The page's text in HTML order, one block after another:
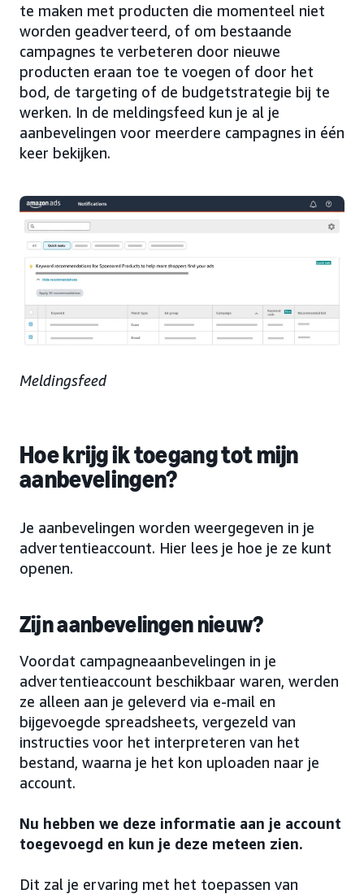
te maken met producten die momenteel niet
worden geadverteerd, of om bestaande
campagnes te verbeteren door nieuwe
producten eraan toe te voegen of door het
bod, de targeting of de budgetstrategie bij te
werken. In de meldingsfeed kun je al je
aanbevelingen voor meerdere campagnes in één
keer bekijken.
Meldingsfeed
Hoe krijg ik toegang tot mijn
aanbevelingen?
Je aanbevelingen worden weergegeven in je
advertentieaccount. Hier lees je hoe je ze kunt
openen.
Zijn aanbevelingen nieuw?
Voordat campagneaanbevelingen in je
advertentieaccount beschikbaar waren, werden
ze alleen aan je geleverd via e-mail en
bijgevoegde spreadsheets, vergezeld van
instructies voor het interpreteren van het
bestand, waarna je het kon uploaden naar je
account.
Nu hebben we deze informatie aan je account
toegevoegd en kun je deze meteen zien.
Dit zal je ervaring met het toepassen van